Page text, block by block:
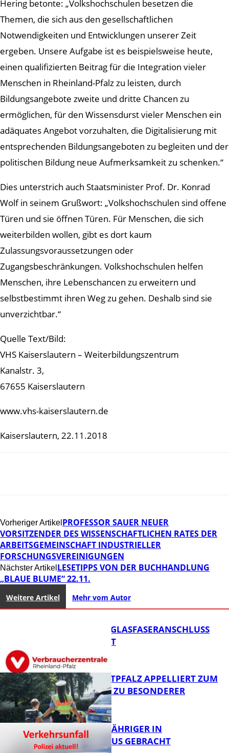
Hering betonte: „Volkshochschulen besetzen die
Themen, die sich aus den gesellschaftlichen
Notwendigkeiten und Entwicklungen unserer Zeit
ergeben. Unsere Aufgabe ist es beispielsweise heute,
einen qualifizierten Beitrag für die Integration vieler
Menschen in Rheinland-Pfalz zu leisten, durch
Bildungsangebote zweite und dritte Chancen zu
ermöglichen, für den Wissensdurst vieler Menschen ein
adäquates Angebot vorzuhalten, die Digitalisierung mit
entsprechenden Bildungsangeboten zu begleiten und der
politischen Bildung neue Aufmerksamkeit zu schenken.“
Dies unterstrich auch Staatsminister Prof. Dr. Konrad
Wolf in seinem Grußwort: „Volkshochschulen sind offene
Türen und sie öffnen Türen. Für Menschen, die sich
weiterbilden wollen, gibt es dort kaum
Zulassungsvoraussetzungen oder
Zugangsbeschränkungen. Volkshochschulen helfen
Menschen, ihre Lebenschancen zu erweitern und
selbstbestimmt ihren Weg zu gehen. Deshalb sind sie
unverzichtbar.“
Quelle Text/Bild:
VHS Kaiserslautern – Weiterbildungszentrum
Kanalstr. 3,
67655 Kaiserslautern
www.vhs-kaiserslautern.de
Kaiserslautern, 22.11.2018
Vorheriger Artikel PROFESSOR SAUER NEUER
VORSITZENDER DES WISSENSCHAFTLICHEN RATES DER
ARBEITSGEMEINSCHAFT INDUSTRIELLER
FORSCHUNGSVEREINIGUNGEN
Nächster Artikel LESETIPPS VON DER BUCHHANDLUNG
„BLAUE BLUME“ 22.11.
Weitere Artikel Mehr vom Autor
FB News
WARUM EIN GLASFASERANSCHLUSS
SINNVOLL IST
POLIZEI WESTPFALZ APPELLIERT ZUM
SCHULSTART ZU BESONDERER
VORSICHT
UNFALL: 58-JÄHRIGER IN
KRANKENHAUS GEBRACHT